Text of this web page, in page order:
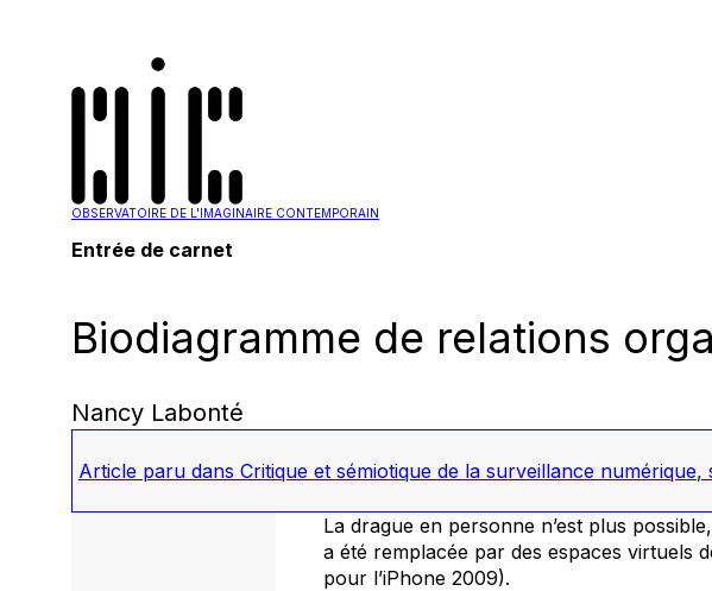
OBSERVATOIRE DE L'IMAGINAIRE CONTEMPORAIN
Entrée de carnet
Biodiagramme de relations
Nancy Labonté
Article paru dans Critique et sémiotique de la surveillance numérique,
La drague en personne n’est plus
a été remplacée par des espaces virtuels
pour l’iPhone 2009).